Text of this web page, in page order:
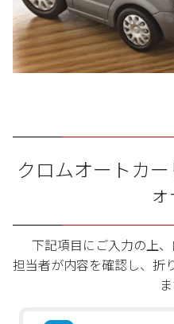
クロムオートカ
下記項目にご入力の上
担当者が内容を確認し、折